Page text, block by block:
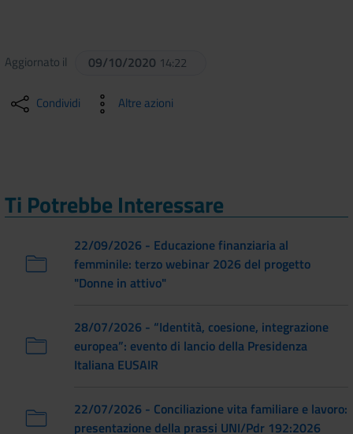
Aggiornato il 09/10/2020 14:22
Condividi Altre azioni
Ti Potrebbe Interessare
22/09/2026 - Educazione finanziaria al
femminile: terzo webinar 2026 del progetto
"Donne in attivo"
28/07/2026 - “Identità, coesione, integrazione
europea”: evento di lancio della Presidenza
Italiana EUSAIR
22/07/2026 - Conciliazione vita familiare e lavoro:
presentazione della prassi UNI/Pdr 192:2026